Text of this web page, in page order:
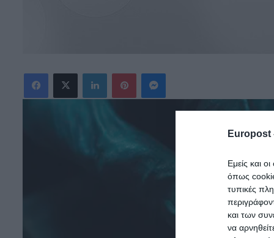
Europost
Εμείς και
όπως
τυπικές
και των
να
X